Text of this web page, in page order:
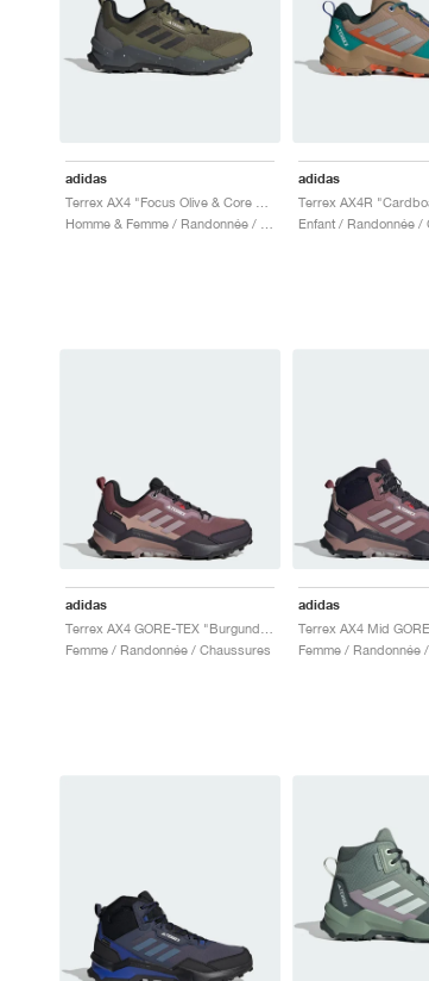
adidas adidas
Enfant / Randonnée /
adidas
Femme / Randonnée / Chaussures
adidas
Femme / Randonnée